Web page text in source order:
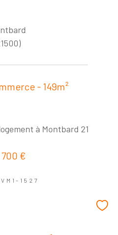
- 149m²
à Montbard 21
€
1527